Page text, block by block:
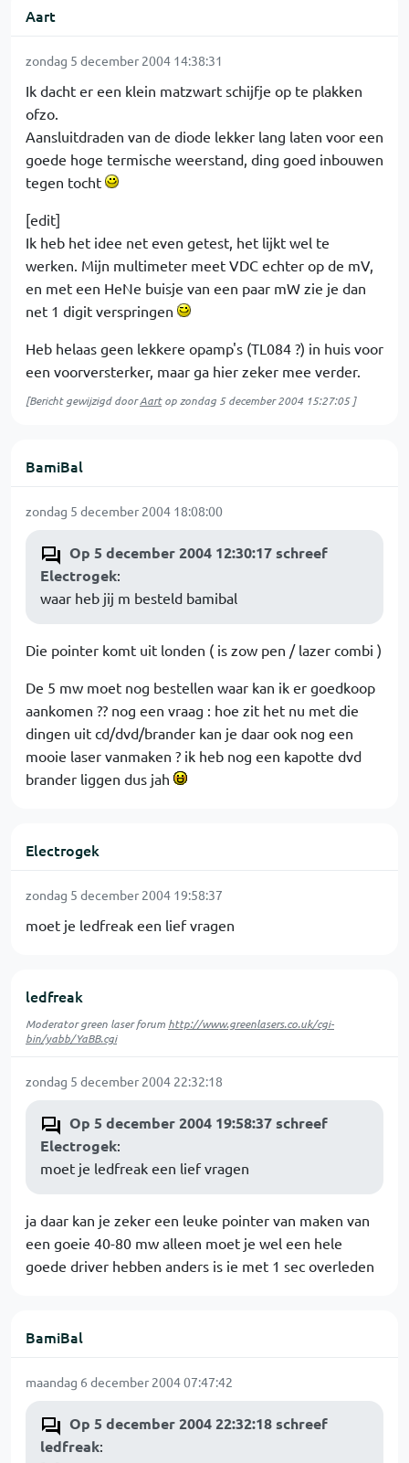
Aart
zondag 5 december 2004 14:38:31
Ik dacht er een klein matzwart schijfje op te plakken
ofzo.
Aansluitdraden van de diode lekker lang laten voor een
goede hoge termische weerstand, ding goed inbouwen
tegen tocht
[edit]
Ik heb het idee net even getest, het lijkt wel te
werken. Mijn multimeter meet VDC echter op de mV,
en met een HeNe buisje van een paar mW zie je dan
net 1 digit verspringen
Heb helaas geen lekkere opamp's (TL084 ?) in huis voor
een voorversterker, maar ga hier zeker mee verder.
[Bericht gewijzigd doorAartop zondag 5 december 2004 15:27:05]
BamiBal
zondag 5 december 2004 18:08:00
Op 5 december 2004 12:30:17 schreef
Electrogek:
waar heb jij m besteld bamibal
Die pointer komt uit londen ( is zow pen / lazer combi )
De 5 mw moet nog bestellen waar kan ik er goedkoop
aankomen ?? nog een vraag : hoe zit het nu met die
dingen uit cd/dvd/brander kan je daar ook nog een
mooie laser vanmaken ? ik heb nog een kapotte dvd
brander liggen dus jah
Electrogek
zondag 5 december 2004 19:58:37
moet je ledfreak een lief vragen
ledfreak
Moderator green laser forum http://www.greenlasers.co.uk/cgi-
bin/yabb/YaBB.cgi
zondag 5 december 2004 22:32:18
Op 5 december 2004 19:58:37 schreef
Electrogek:
moet je ledfreak een lief vragen
ja daar kan je zeker een leuke pointer van maken van
een goeie 40-80 mw alleen moet je wel een hele
goede driver hebben anders is ie met 1 sec overleden
BamiBal
maandag 6 december 2004 07:47:42
Op 5 december 2004 22:32:18 schreef
ledfreak: